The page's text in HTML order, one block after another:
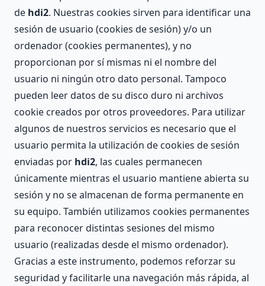
de hdi2. Nuestras cookies sirven para identificar una
sesión de usuario (cookies de sesión) y/o un
ordenador (cookies permanentes), y no
proporcionan por sí mismas ni el nombre del
usuario ni ningún otro dato personal. Tampoco
pueden leer datos de su disco duro ni archivos
cookie creados por otros proveedores. Para utilizar
algunos de nuestros servicios es necesario que el
usuario permita la utilización de cookies de sesión
enviadas por hdi2, las cuales permanecen
únicamente mientras el usuario mantiene abierta su
sesión y no se almacenan de forma permanente en
su equipo. También utilizamos cookies permanentes
para reconocer distintas sesiones del mismo
usuario (realizadas desde el mismo ordenador).
Gracias a este instrumento, podemos reforzar su
seguridad y facilitarle una navegación más rápida, al